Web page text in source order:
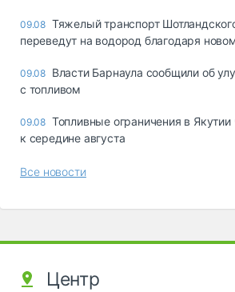
09.08 Тяжелый транспорт
переведут на водород благодаря
09.08 Власти Барнаула сообщили об
с топливом
09.08 Топливные ограничения в
к середине августа
Все новости
Центр